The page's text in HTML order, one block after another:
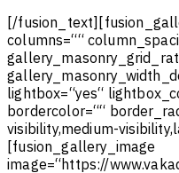
[/fusion text] [fusion gall
columns=““ column_spaci
gallery_ masonry_ grid rat
gallery_ masonry_ widt h d
lig ht box=“yes“ lig ht box_c
bordercolor=““ border_ ra
visibility,medium-visibility,l
[fusion _gallery_ image
image=“https://www.va ka